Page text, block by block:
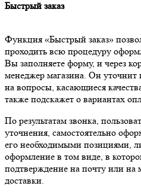
Быстрый заказ
Функция «Быстрый заказ»
проходить всю процедуру
Вы заполняете форму, и через
менеджер магазина. Он уточнит
на вопросы, касающиеся
также подскажет о вариантах
По результатам звонка,
уточнения, самостоятельно
его необходимыми позициями,
оформление в том виде, в
подтверждение на почту или
доставки.